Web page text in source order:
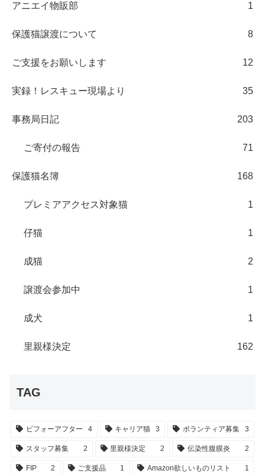
アニエイ物販部 1
保護猫譲渡について 8
ご支援をお願いします 12
実録！レスキュー現場より 35
事務局日記 203
ご寄付の報告 71
保護猫名簿 168
プレミアアクセス対象猫 1
仔猫 1
成猫 2
譲渡会参加中 1
成犬 1
里親様決定 162
TAG
ビフォーアフター 4 キャリア猫 3 ボランティア募集 3
スタッフ募集 2 里親様決定 2 伝染性腹膜炎 2
FIP 2 ご支援品 1 Amazon欲しいものリスト 1